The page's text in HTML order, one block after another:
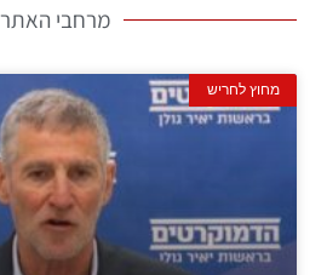
מרחבי האתר
מחוץ לחריש